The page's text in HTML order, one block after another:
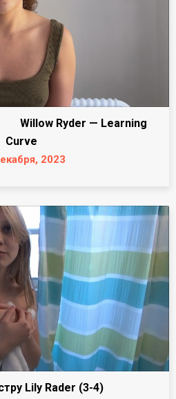
Willow Ryder — Learning
Curve
2023
Lily Rader (3-4)